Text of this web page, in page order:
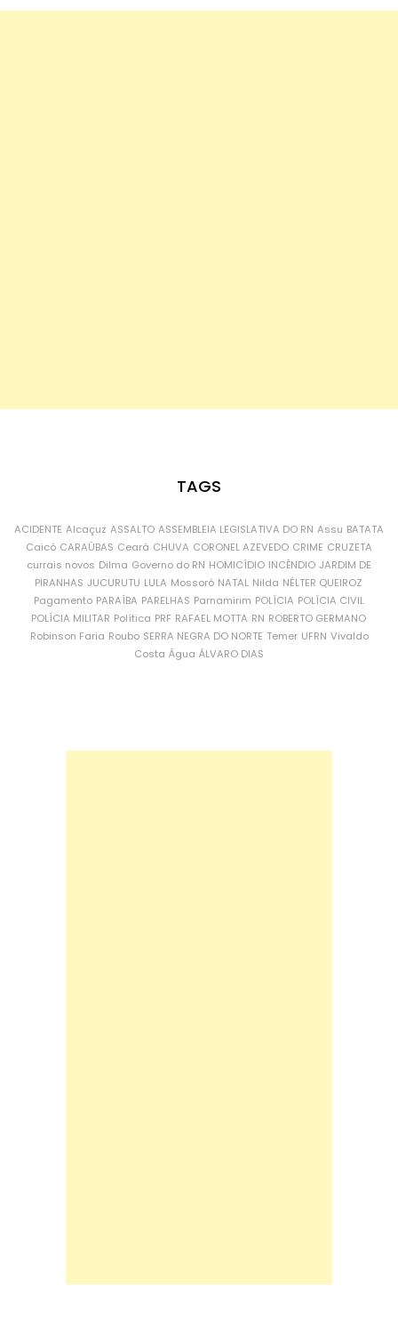
TAGS
ACIDENTE Alcaçuz ASSALTO ASSEMBLEIA LEGISLATIVA DO RN Assu BATATA
Caicó CARAÚBAS Ceará CHUVA CORONEL AZEVEDO CRIME CRUZETA
currais novos Dilma Governo do RN HOMICÍDIO INCÊNDIO JARDIM DE
PIRANHAS JUCURUTU LULA Mossoró NATAL Nilda NÉLTER QUEIROZ
Pagamento PARAÍBA PARELHAS Parnamirim POLÍCIA POLÍCIA CIVIL
POLÍCIA MILITAR Política PRF RAFAEL MOTTA RN ROBERTO GERMANO
Robinson Faria Roubo SERRA NEGRA DO NORTE Temer UFRN Vivaldo
Costa Água ÁLVARO DIAS